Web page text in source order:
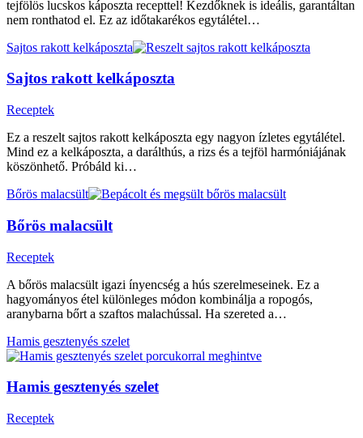
tejfölös lucskos káposzta recepttel! Kezdőknek is ideális, garantáltan
nem ronthatod el. Ez az időtakarékos egytálétel…
Sajtos rakott kelkáposzta
Sajtos rakott kelkáposzta
Receptek
Ez a reszelt sajtos rakott kelkáposzta egy nagyon ízletes egytálétel.
Mind ez a kelkáposzta, a darálthús, a rizs és a tejföl harmóniájának
köszönhető. Próbáld ki…
Bőrös malacsült
Bőrös malacsült
Receptek
A bőrös malacsült igazi ínyencség a hús szerelmeseinek. Ez a
hagyományos étel különleges módon kombinálja a ropogós,
aranybarna bőrt a szaftos malachússal. Ha szereted a…
Hamis gesztenyés szelet
Hamis gesztenyés szelet
Receptek